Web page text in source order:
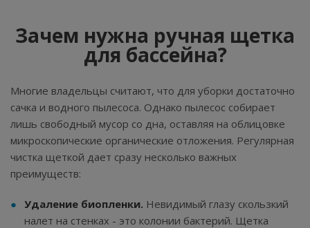
Зачем нужна ручная щетка
для бассейна?
Многие владельцы считают, что для уборки достаточно
сачка и водного пылесоса. Однако пылесос собирает
лишь свободный мусор со дна, оставляя на облицовке
микроскопические органические отложения. Регулярная
чистка щеткой дает сразу несколько важных
преимуществ:
Удаление биопленки. Невидимый глазу скользкий
налет на стенках - это колонии бактерий. Щетка